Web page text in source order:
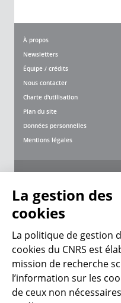
À propos
Newsletters
Équipe / crédits
Nous contacter
Charte d'utilisation
Plan du site
Données personnelles
Mentions légales
La gestion des
cookies
La politique de gestion
cookies du CNRS est
mission de recherche
l’information sur les
de ceux non